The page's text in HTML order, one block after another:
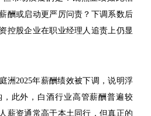
酬或启动更严厉问责？下调系数后
控股企业在职业经理人追责上仍显
洲2025年薪酬绩效被下调，说明浮
此外，白酒行业高管薪酬普遍较
薪资通常高于本土同行，但真正的